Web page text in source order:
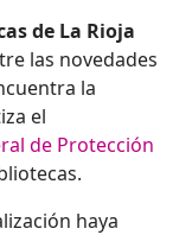
de La Rioja
las novedades
la
el
de Protección
haya